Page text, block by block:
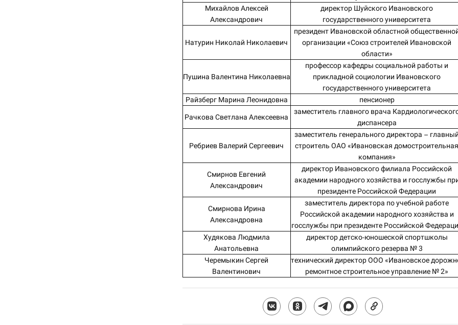
Михайлов Алексей
Александрович
директор Шуйского Ивановского
государственного университета
Натурин Николай Николаевич
президент Ивановской областной
организации «Союз строителей Ивановской
области»
Пушина Валентина Николаевна
профессор кафедры социальной работы и
прикладной социологии Ивановского
государственного университета
Райзберг Марина Леонидовна
пенсионер
Рачкова Светлана Алексеевна
заместитель главного врача
диспансера
Ребриев Валерий Сергеевич
заместитель генерального директора –
строитель ОАО «Ивановская домостроительная
компания»
Смирнов Евгений
Александрович
директор Ивановского филиала Российской
академии народного хозяйства и госслужбы
президенте Российской Федерации
Смирнова Ирина
Александровна
заместитель директора по учебной работе
Российской академии народного хозяйства и
госслужбы при президенте Российской
Худякова Людмила
Анатольевна
директор детско-юношеской спортшколы
олимпийского резерва № 3
Черемыкин Сергей
Валентинович
технический директор ООО «Ивановское
ремонтное строительное управление № 2»